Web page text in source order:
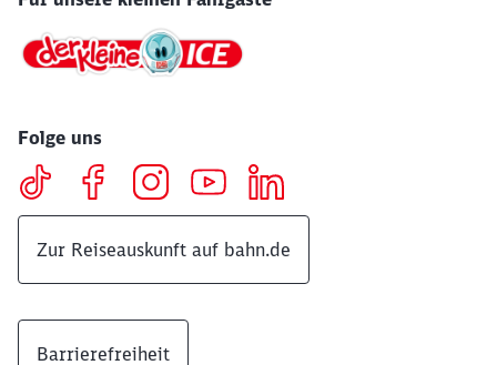
Folge uns
Zur Reiseauskunft auf bahn.de
Barrierefreiheit